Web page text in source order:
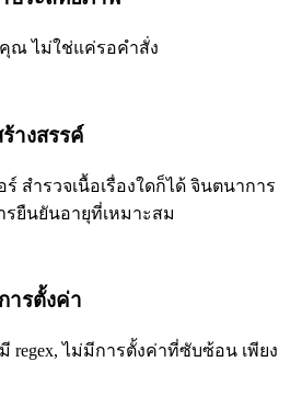
ณ ไม่ใช่แค่รอคำสั่ง
างสรรค์
สำรวจเนื้อเรื่องใดก็ได้ จินตนาการ
ยืนยันอายุที่เหมาะสม
รตั้งค่า
regex, ไม่มีการตั้งค่าที่ซับซ้อน เพียง